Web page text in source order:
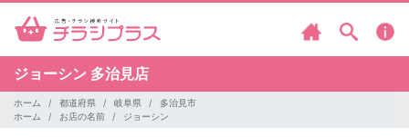
ジョーシン 多治見店
ホーム 都道府県 岐阜県
多治見市
ホーム
お店の名前 ジョーシン